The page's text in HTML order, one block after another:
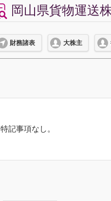
岡山県貨物運送
財務諸表 大株主
特記事項なし。